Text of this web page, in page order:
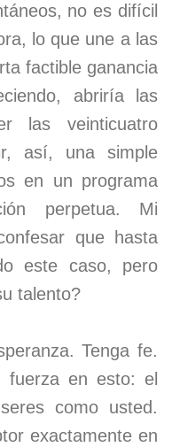
no es difícil
lo que une a las
factible ganancia
abriría las
las veinticuatro
así, una simple
en un programa
perpetua. Mi
que hasta
este caso, pero
talento?
Tenga fe.
fuerza en esto: el
como usted.
exactamente en